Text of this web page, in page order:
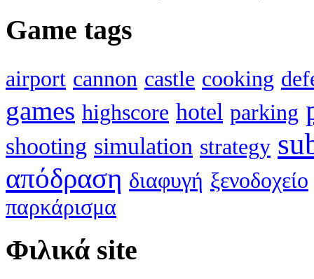
Game tags
airport cannon castle cooking
games highscore hotel parking
shooting simulation strategy
απόδραση διαφυγή ξενοδοχείο
παρκάρισμα
Φιλικά site